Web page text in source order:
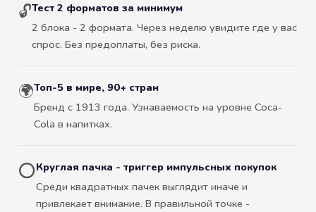
🔓Тест 2 форматов за минимум
2 блока - 2 формата. Через неделю увидите где у вас
спрос. Без предоплаты, без риска.
🌍Топ-5 в мире, 90+ стран
Бренд с 1913 года. Узнаваемость на уровне Coca-
Cola в напитках.
⭕Круглая пачка - триггер импульсных покупок
Среди квадратных пачек выглядит иначе и
привлекает внимание. В правильной точке -